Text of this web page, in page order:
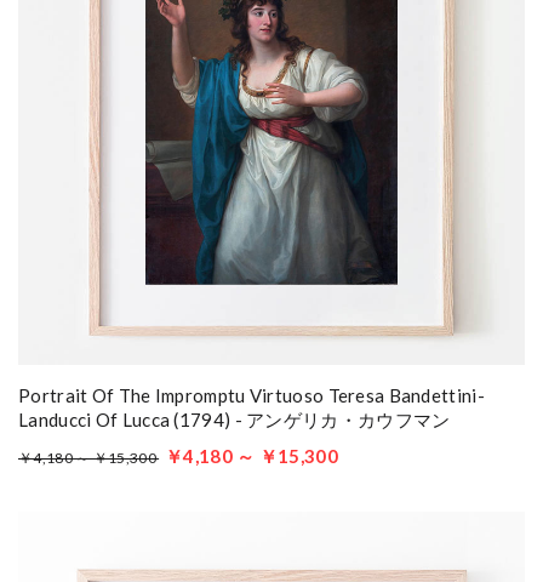
Portrait Of The Impromptu Virtuoso Teresa Bandettini-
Landucci Of Lucca (1794) - アンゲリカ・カウフマン
￥4,180 ～ ￥15,300 ￥4,180 ～ ￥15,300